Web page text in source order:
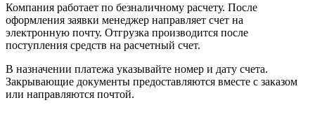
Компания работает по безналичному расчету. После
оформления заявки менеджер направляет счет на
электронную почту. Отгрузка производится после
поступления средств на расчетный счет.
В назначении платежа указывайте номер и дату счета.
Закрывающие документы предоставляются вместе с заказом
или направляются почтой.